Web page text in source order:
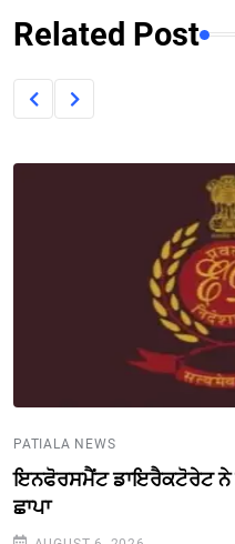
Related Post
PATIALA NEWS
ਇਨਫੋਰਸਮੈਂਟ ਡਾਇਰੈਕਟੋਰੇਟ ਨੇ
ਛਾਪਾ